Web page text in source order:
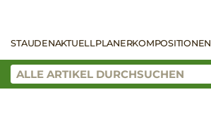
STAUDENAKTUELLPLANERKOMPOSITIONEN